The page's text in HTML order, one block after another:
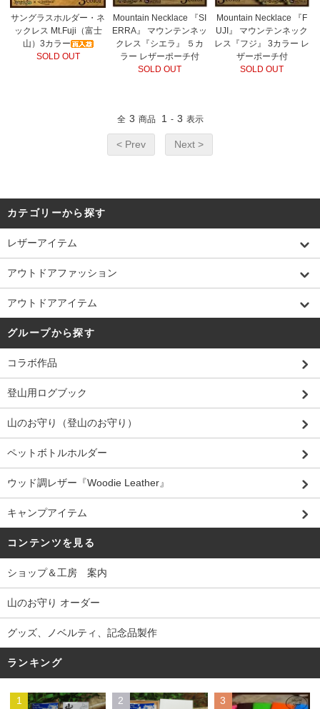
サングラスホルダー・ネ
ックレス Mt.Fuji（富士
山）3カラー
SOLD OUT
Mountain Necklace 『SI
ERRA』 マウンテンネッ
クレス『シエラ』 ５カ
ラー レザーポーチ付
SOLD OUT
Mountain Necklace 『F
UJI』 マウンテンネック
レス『フジ』 3カラー レ
ザーポーチ付
SOLD OUT
全 3 商品 1 - 3 表示
< Prev Next >
カテゴリーから探す
レザーアイテム
アウトドアファッション
アウトドアアイテム
グループから探す
コラボ作品
登山用ログブック
山のお守り（登山のお守り）
ペットボトルホルダー
ウッド調レザー『Woodie Leather』
キャンプアイテム
コンテンツを見る
ショップ＆工房 案内
山のお守り オーダー
グッズ、ノベルティ、記念品製作
ランキング
1 2 3